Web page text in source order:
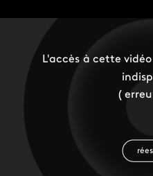
L'accès à cette
(